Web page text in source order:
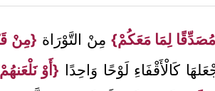
لِمَا مَعَكُمْ} مِنْ التَّوْرَاة {مِنْ
كَالْأَقْفَاءِ لَوْحًا وَاحِدًا {أَوْ